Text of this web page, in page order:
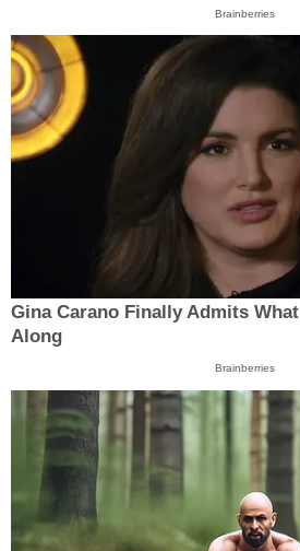
Brainberries
Gina Carano Finally Admits What
Along
Brainberries